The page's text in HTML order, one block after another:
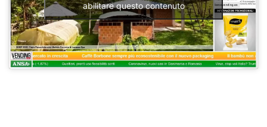
abilitare questo contenuto